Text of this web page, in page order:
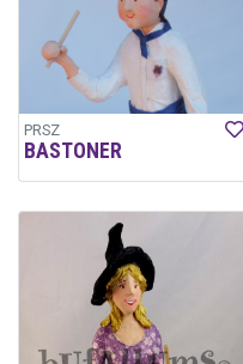
PRSZ
BASTONER